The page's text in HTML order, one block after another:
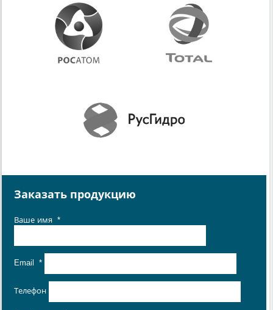
Заказать продукцию
Ваше имя *
Email *
Телефон